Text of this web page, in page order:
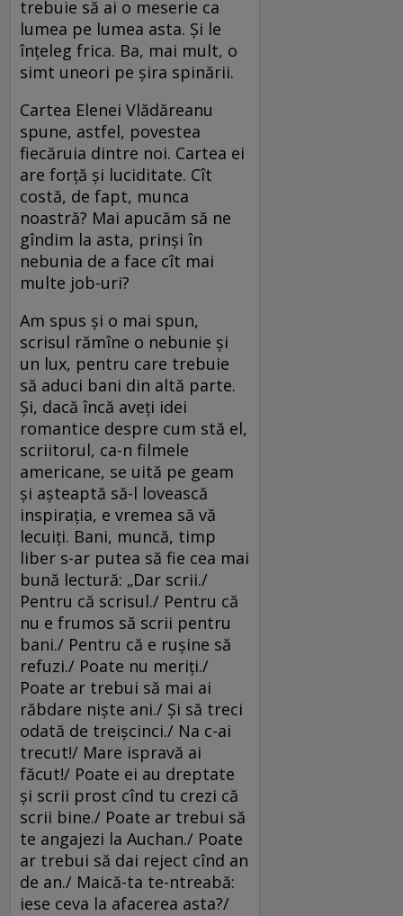
trebuie să ai o meserie ca
lumea pe lumea asta. Și le
înțeleg frica. Ba, mai mult, o
simt uneori pe șira spinării.
Cartea Elenei Vlădăreanu
spune, astfel, povestea
fiecăruia dintre noi. Cartea ei
are forță și luciditate. Cît
costă, de fapt, munca
noastră? Mai apucăm să ne
gîndim la asta, prinși în
nebunia de a face cît mai
multe job-uri?
Am spus și o mai spun,
scrisul rămîne o nebunie și
un lux, pentru care trebuie
să aduci bani din altă parte.
Și, dacă încă aveți idei
romantice despre cum stă el,
scriitorul, ca-n filmele
americane, se uită pe geam
și așteaptă să-l lovească
inspirația, e vremea să vă
lecuiți. Bani, muncă, timp
liber s-ar putea să fie cea mai
bună lectură: „Dar scrii./
Pentru că scrisul./ Pentru că
nu e frumos să scrii pentru
bani./ Pentru că e rușine să
refuzi./ Poate nu meriți./
Poate ar trebui să mai ai
răbdare niște ani./ Și să treci
odată de treișcinci./ Na c-ai
trecut!/ Mare ispravă ai
făcut!/ Poate ei au dreptate
și scrii prost cînd tu crezi că
scrii bine./ Poate ar trebui să
te angajezi la Auchan./ Poate
ar trebui să dai reject cînd an
de an./ Maică-ta te-ntreabă:
iese ceva la afacerea asta?/